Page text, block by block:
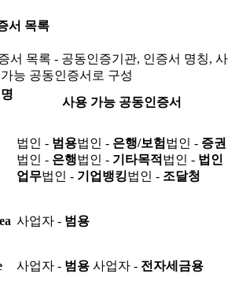
서 목록
서 목록 - 공동인증기관, 인증서 명칭, 사
능 공동인증서로 구성
사용 가능 공동인증서
법인 - 범용법인 - 은행/보험 법인 - 증권
법인 - 은행법인 - 기타목적 법인 - 법인
업무법인 - 기업뱅킹법인 - 조달청
사업자 - 범용
사업자 - 범용 사업자 - 전자세금용